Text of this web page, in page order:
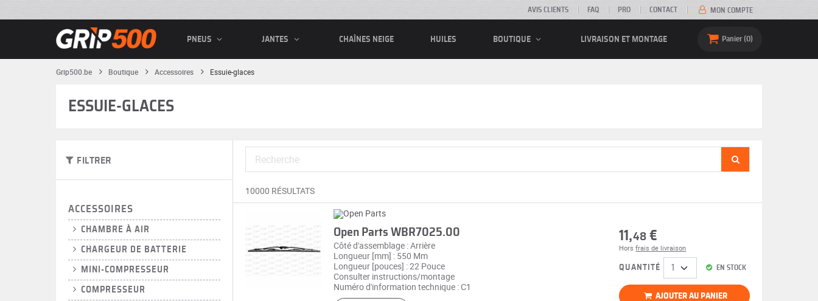
AVIS CLIENTS FAQ PRO CONTACT MON COMPTE
PNEUS JANTES CHAÎNES NEIGE HUILES BOUTIQUE LIVRAISON ET MONTAGE Panier 0
Grip500.be Boutique Accessoires Essuie-glaces
ESSUIE-GLACES
FILTRER
ACCESSOIRES
CHAMBRE À AIR
CHARGEUR DE BATTERIE
MINI-COMPRESSEUR
COMPRESSEUR
10000 RÉSULTATS
Open Parts WBR7025.00
Côté d'assemblage : Arrière
Longueur [mm] : 550 Mm
Longueur [pouces] : 22 Pouce
Consulter instructions/montage
Numéro d'information technique : C1
11,48 €
Horsfrais de livraison
EN STOCK
QUANTITÉ
AJOUTER AU PANIER